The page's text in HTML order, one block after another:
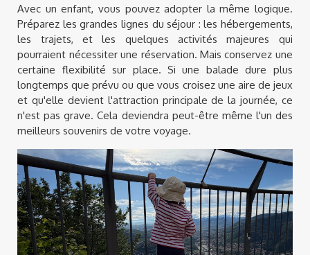
Avec un enfant, vous pouvez adopter la même logique.
Préparez les grandes lignes du séjour : les hébergements,
les trajets, et les quelques activités majeures qui
pourraient nécessiter une réservation. Mais conservez une
certaine flexibilité sur place. Si une balade dure plus
longtemps que prévu ou que vous croisez une aire de jeux
et qu'elle devient l'attraction principale de la journée, ce
n'est pas grave. Cela deviendra peut-être même l'un des
meilleurs souvenirs de votre voyage.